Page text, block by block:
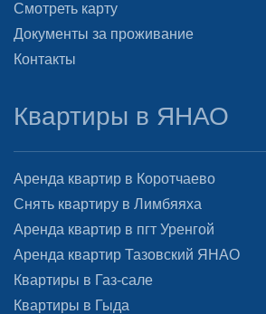
Смотреть карту
Документы за проживание
Контакты
Квартиры в ЯНАО
Аренда квартир в Коротчаево
Снять квартиру в Лимбяяха
Аренда квартир в пгт Уренгой
Аренда квартир Тазовский ЯНАО
Квартиры в Газ-сале
Квартиры в Гыда